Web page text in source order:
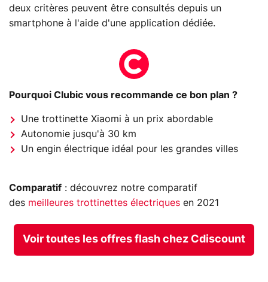
deux critères peuvent être consultés depuis un
smartphone à l'aide d'une application dédiée.
Pourquoi Clubic vous recommande ce bon plan ?
Une trottinette Xiaomi à un prix abordable
Autonomie jusqu'à 30 km
Un engin électrique idéal pour les grandes villes
Comparatif : découvrez notre comparatif
des meilleures trottinettes électriques en 2021
Voir toutes les offres flash chez Cdiscount